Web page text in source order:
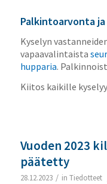
Palkintoarvonta
Kyselyn
vapaavalintaista
hupparia.
Kiitos kaikille
Vuoden 2023
päätetty
28.12.2023 / in Tiedotteet